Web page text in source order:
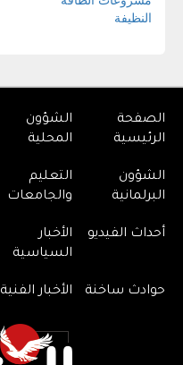
الصفحة
الرئيسية
الشؤون
المحلية
الشؤون
البرلمانية
التعليم
والجامعات
أحداث الفيديو
الأخبار
السياسية
حوادث ساخنة الأخبار الفنية